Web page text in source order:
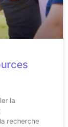
la
recherche